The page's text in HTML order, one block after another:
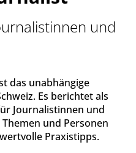
und
das unabhängige
Es berichtet als
Journalistinnen und
und Personen
Praxistipps.